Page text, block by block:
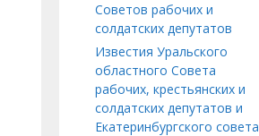
Советов рабочих и
солдатских депутатов
Известия Уральского
областного Совета
рабочих, крестьянских и
солдатских депутатов и
Екатеринбургского совета